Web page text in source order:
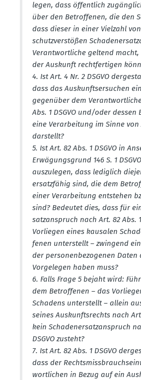
legen, dass öffentlich
über den Betrof­fenen, die den
dass dieser in einer Vielzahl
schutz­ver­stößen
Verant­wort­liche geltend
der Auskunft recht­fer­tigen
4. Ist Art. 4 Nr. 2 DSGVO
dass das Auskunfts­er­suchen
gegenüber dem
Abs. 1 DSGVO und/oder
eine Verar­beitung im Sinne von
darstellt?
5. Ist Art. 82 Abs. 1 DSGVO in
Erwägungs­grund 146 S. 1
auszu­legen, dass lediglich
ersatz­fähig sind, die dem
einer Verar­beitung entstehen
sind? Bedeutet dies, dass für
satz­an­spruch nach Art. 82 Abs. 1
Vorliegen eines kausalen
fenen unter­stellt – zwingend
der perso­nen­be­zo­genen Daten
Vorge­legen haben muss?
6. Falls Frage 5 bejaht wird:
dem Betrof­fenen – das
Schadens unter­stellt – allein
seines Auskunfts­rechts nach Art.
kein Schaden­er­satz­an­spruch
DSGVO zusteht?
7. Ist Art. 82 Abs. 1 DSGVO
dass der
wort­lichen in Bezug auf ein